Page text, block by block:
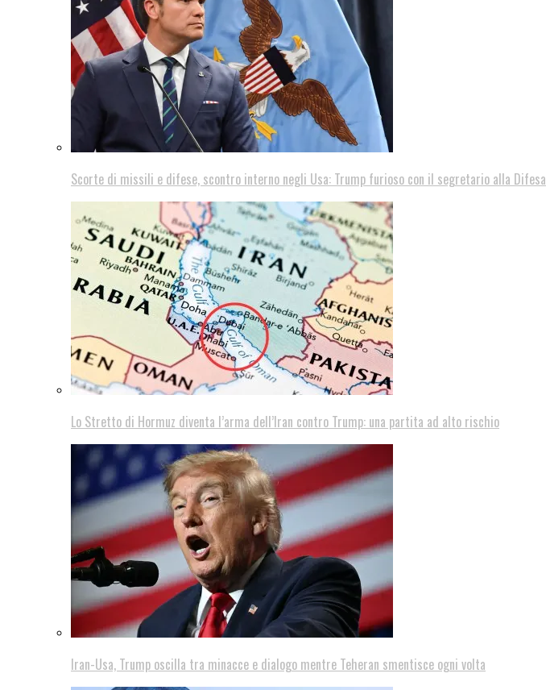
Scorte di missili e difese, scontro interno negli Usa: Trump furioso con il segretario alla Difesa
Lo Stretto di Hormuz diventa l’arma dell’Iran contro Trump: una partita ad alto rischio
Iran-Usa, Trump oscilla tra minacce e dialogo mentre Teheran smentisce ogni volta